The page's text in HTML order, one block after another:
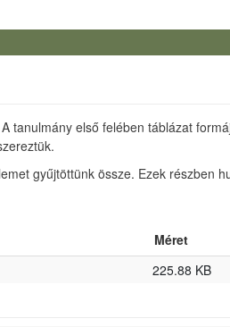
első felében táblázat
gyűjtöttünk össze. Ezek részben
Méret
225.88 KB